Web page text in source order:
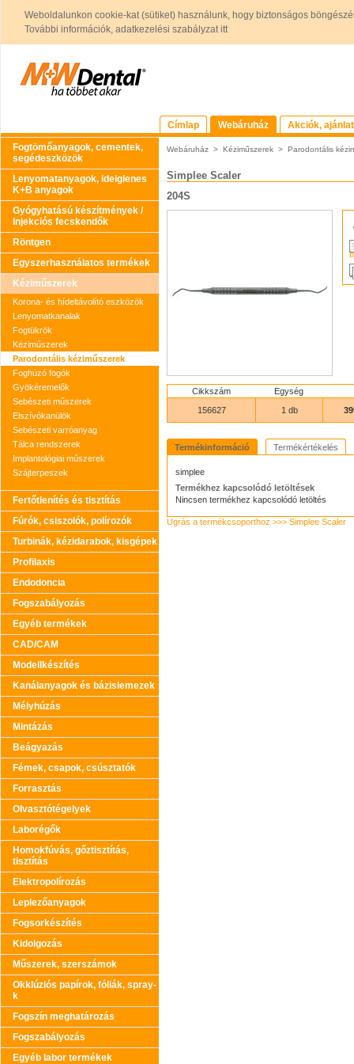
Weboldalunkon cookie-kat (sütiket) használunk, hogy biztonságos
További információk, adatkezelési szabályzat itt
Címlap Webáruház
Akciók,
Fogtömőanyagok, cementek,
segédeszközök
Lenyomatanyagok, ideiglenes
K+B anyagok
Gyógyhatású készítmények /
Injekciós fecskendők
Röntgen
Egyszerhasználatos termékek
Kéziműszerek
Korona- és hídeltávolító eszközök
Lenyomatkanalak
Fogtükrök
Kéziműszerek
Parodontális kéziműszerek
Foghúzó fogók
Gyökéremelők
Sebészeti műszerek
Elszívókanülök
Sebészeti varróanyag
Tálca rendszerek
Implantológiai műszerek
Szájterpeszek
Fertőtlenítés és tisztítás
Fúrók, csiszolók, polírozók
Turbinák, kézidarabok, kisgépek
Profilaxis
Endodoncia
Fogszabályozás
Egyéb termékek
CAD/CAM
Modellkészítés
Kanálanyagok és bázislemezek
Mélyhúzás
Mintázás
Beágyazás
Fémek, csapok, csúsztatók
Forrasztás
Olvasztótégelyek
Laborégők
Homokfúvás, gőztisztítás,
tisztítás
Elektropolírozás
Leplezőanyagok
Fogsorkészítés
Kidolgozás
Műszerek, szerszámok
Okklúziós papírok, fóliák, spray-
k
Fogszín meghatározás
Fogszabályozás
Egyéb labor termékek
Webáruház > Kéziműszerek > Parodontális
Simplee Scaler
204S
Cikkszám
Egység
156627
1 db
Termékinformáció Termékértékelés
simplee
Termékhez kapcsolódó letöltések
Nincsen termékhez kapcsolódó letöltés
Ugrás a termékcsoporthoz >>> Simplee Scaler